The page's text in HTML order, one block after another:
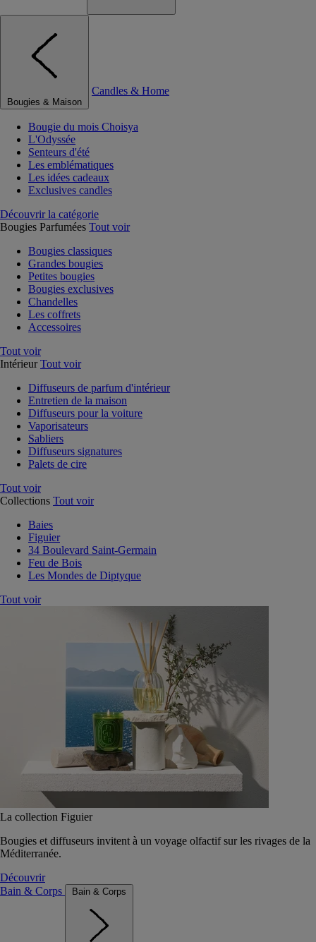
Bougies & Maison
Candles & Home
Bougie du mois Choisya
L'Odyssée
Senteurs d'été
Les emblématiques
Les idées cadeaux
Exclusives candles
Découvrir la catégorie
Bougies Parfumées Tout voir
Bougies classiques
Grandes bougies
Petites bougies
Bougies exclusives
Chandelles
Les coffrets
Accessoires
Tout voir
Intérieur Tout voir
Diffuseurs de parfum d'intérieur
Entretien de la maison
Diffuseurs pour la voiture
Vaporisateurs
Sabliers
Diffuseurs signatures
Palets de cire
Tout voir
Collections Tout voir
Baies
Figuier
34 Boulevard Saint-Germain
Feu de Bois
Les Mondes de Diptyque
Tout voir
La collection Figuier
Bougies et diffuseurs invitent à un voyage olfactif sur les rivages de la
Méditerranée.
Découvrir
Bain & Corps
Bain & Corps